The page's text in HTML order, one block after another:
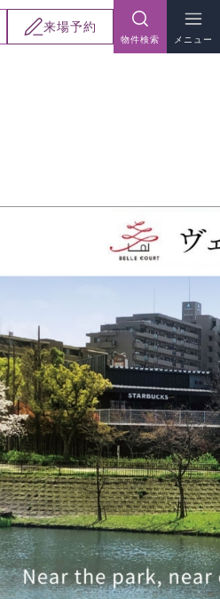
来場予約
物件検索 メニュー